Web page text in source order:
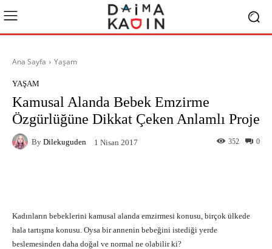
Ana Sayfa Yaşam
YAŞAM
Kamusal Alanda Bebek Emzirme
Özgürlüğüne Dikkat Çeken Anlamlı Proje
By Dilekuguden 1 Nisan 2017 0
352
Kadınların bebeklerini kamusal alanda emzirmesi konusu, birçok ülkede
hala tartışma konusu. Oysa bir annenin bebeğini istediği yerde
beslemesinden daha doğal ve normal ne olabilir ki?